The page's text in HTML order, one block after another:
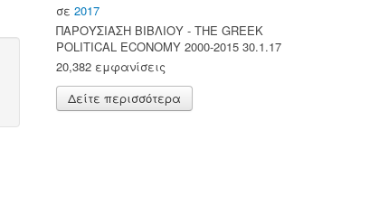
σε 2017
ΠΑΡΟΥΣΙΑΣΗ ΒΙΒΛΙΟΥ - ΤΗΕ GREEK
POLITICAL ECONOMY 2000-2015 30.1.17
20,382 εμφανίσεις
Δείτε περισσότερα